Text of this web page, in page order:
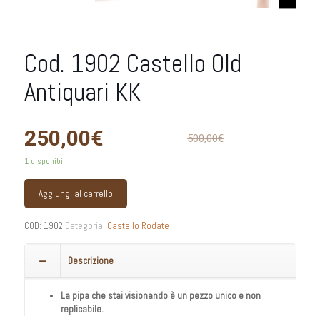
Cod. 1902 Castello Old
Antiquari KK
500,00€
250,00€
1 disponibili
Aggiungi al carrello
COD: 1902 Categoria: Castello Rodate
Descrizione
La pipa che stai visionando è un pezzo unico e non
replicabile.